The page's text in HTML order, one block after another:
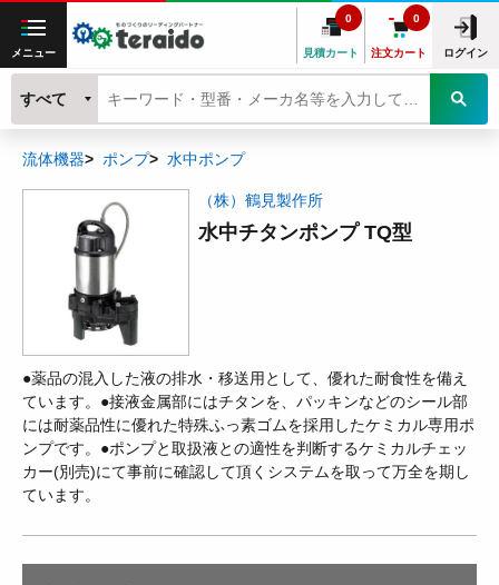
メニュー 見積カート
0
注文カート
0
ログイン
すべて
流体機器 ポンプ 水中ポンプ
（株）鶴見製作所
水中チタンポンプ TQ型
●薬品の混入した液の排水・移送用として、優れた耐食性を備え
ています。●接液金属部にはチタンを、パッキンなどのシール部
には耐薬品性に優れた特殊ふっ素ゴムを採用したケミカル専用ポ
ンプです。●ポンプと取扱液との適性を判断するケミカルチェッ
カー(別売)にて事前に確認して頂くシステムを取って万全を期し
ています。